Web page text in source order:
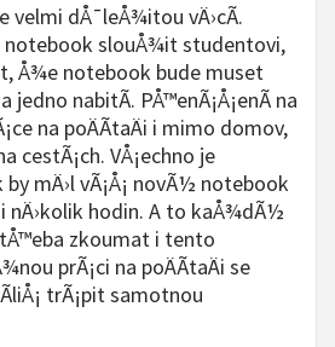
dÅ¯leÅ¾itou vÄ›cÃ­.
slouÅ¾it studentovi,
Å¾e notebook bude muset
nabitÃ­. PÅ™enÃ¡Å¡enÃ­ na
na poÄÃ­taÄi i mimo domov,
cestÃ¡ch. VÅ¡echno je
mÄ›l vÃ¡Å¡ novÃ½ notebook
nÄ›kolik hodin. A to kaÅ¾dÃ½
zkoumat i tento
prÃ¡ci na poÄÃ­taÄi se
trÃ¡pit samotnou